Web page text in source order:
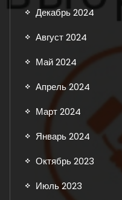
Декабрь 2024
Август 2024
Май 2024
Апрель 2024
Март 2024
Январь 2024
Октябрь 2023
Июль 2023